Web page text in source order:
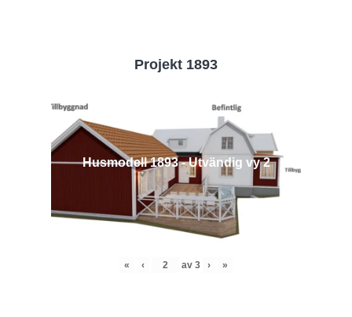
Projekt 1893
Husmodell 1893 - Utvändig vy 2
« ‹ av 3 › »